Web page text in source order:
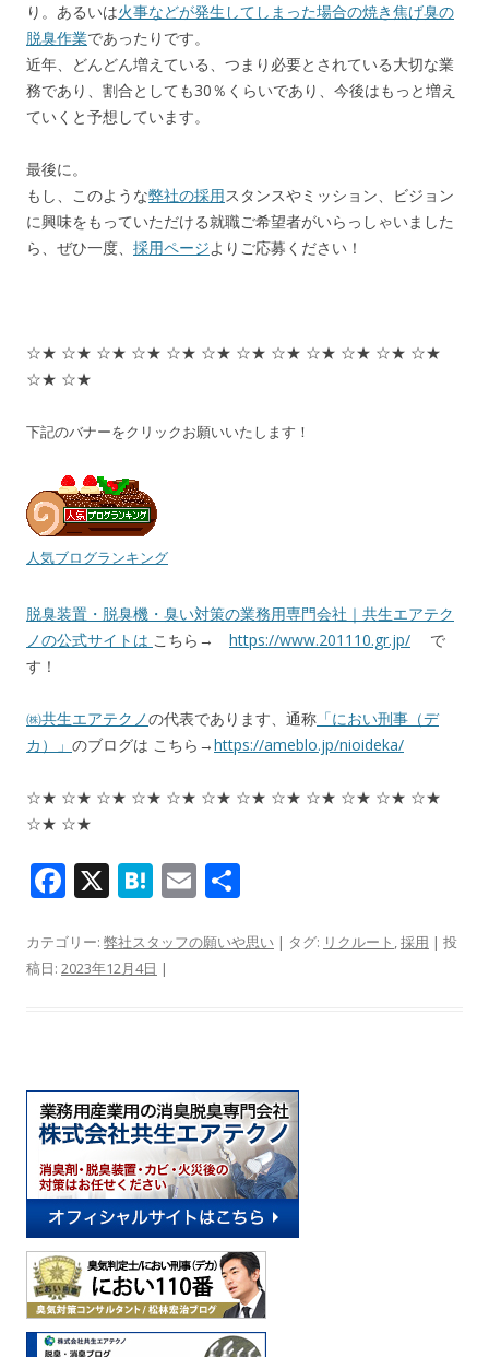
り。あるいは火事などが発生してしまった場合の焼き焦げ臭の
脱臭作業であったりです。
近年、どんどん増えている、つまり必要とされている大切な業
務であり、割合としても30％くらいであり、今後はもっと増え
ていくと予想しています。
最後に。
もし、このような弊社の採用スタンスやミッション、ビジョン
に興味をもっていただける就職ご希望者がいらっしゃいました
ら、ぜひ一度、 採用ページよりご応募ください！
☆★ ☆★ ☆★ ☆★ ☆★ ☆★ ☆★ ☆★ ☆★ ☆★ ☆★ ☆★
☆★ ☆★
下記のバナーをクリックお願いいたします！
人気ブログランキング
脱臭装置・脱臭機・臭い対策の業務用専門会社｜共生エアテク
ノの公式サイトは こちら→ https://www.201110.gr.jp/ で
す！
㈱共生エアテクノの代表であります、通称 「におい刑事（デ
カ）」 のブログは こちら→https://ameblo.jp/nioideka/
☆★ ☆★ ☆★ ☆★ ☆★ ☆★ ☆★ ☆★ ☆★ ☆★ ☆★ ☆★
☆★ ☆★
F
e
b
k
X H
e
n
E
ai
カテゴリー: 弊社スタッフの願いや思い | タグ: リクルート ,採用 | 投
稿日: 2023年12月4日 |